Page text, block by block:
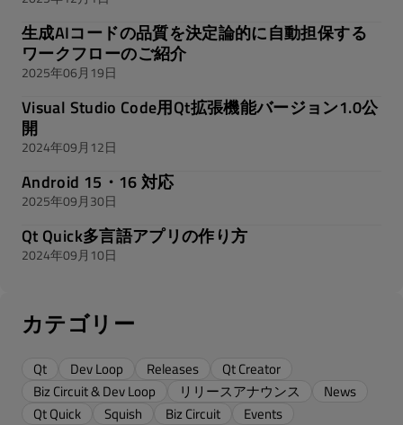
生成AIコードの品質を決定論的に自動担保する
ワークフローのご紹介
2025年06月19日
Visual Studio Code用Qt拡張機能バージョン1.0公
開
2024年09月12日
Android 15・16 対応
2025年09月30日
Qt Quick多言語アプリの作り方
2024年09月10日
カテゴリー
Qt Dev Loop Releases
Qt Creator
Biz Circuit & Dev Loop
リリースアナウンス
News
Qt Quick
Squish Biz Circuit
Events